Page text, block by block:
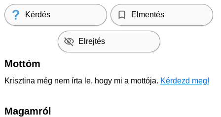
Kérdés Elmentés
Elrejtés
Mottóm
Krisztina még nem írta le, hogy mi a mottója. Kérdezd meg!
Magamról